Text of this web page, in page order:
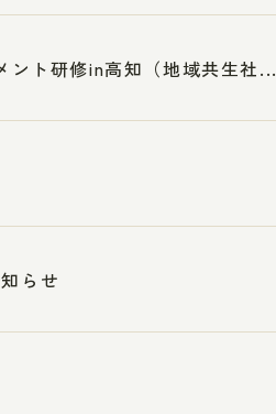
ント研修in高知（地域共生社...
らせ